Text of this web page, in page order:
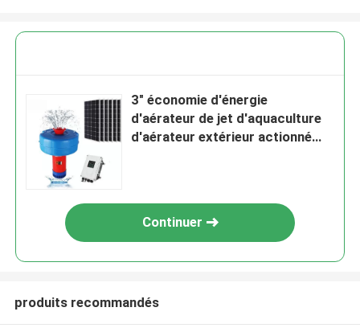
3" économie d'énergie
d'aérateur de jet d'aquaculture
d'aérateur extérieur actionné
Continuer
produits recommandés